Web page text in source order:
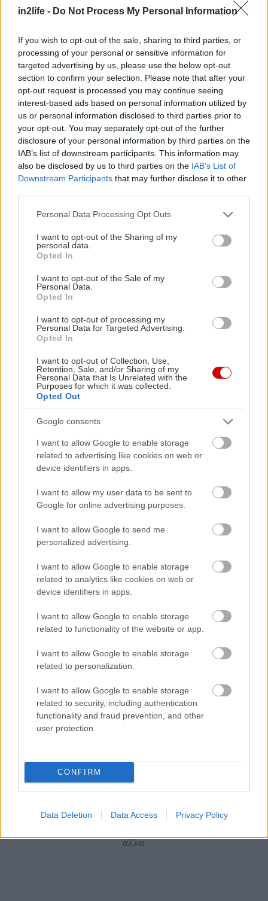
in2life - Do Not Process My Personal Information
If you wish to opt-out of the sale, sharing to third parties, or
processing of your personal or sensitive information for
targeted advertising by us, please use the below opt-out
section to confirm your selection. Please note that after your
opt-out request is processed you may continue seeing
interest-based ads based on personal information utilized by
us or personal information disclosed to third parties prior to
your opt-out. You may separately opt-out of the further
disclosure of your personal information by third parties on the
IAB’s list of downstream participants. This information may
also be disclosed by us to third parties on the IAB’s List of
Downstream Participants that may further disclose it to other
Please note that this website/app uses one or more Google
not limited to your visit or usage behaviour. You may click to
grant or deny consent to Google and its third-party tags to
use your data for below specified purposes in below Google
consent section.
Personal Data Processing Opt Outs
I want to opt-out of the Sharing of my
personal data.
Opted In
I want to opt-out of the Sale of my
Personal Data.
Opted In
I want to opt-out of processing my
Personal Data for Targeted Advertising.
Opted In
I want to opt-out of Collection, Use,
Retention, Sale, and/or Sharing of my
Personal Data that Is Unrelated with the
Purposes for which it was collected.
Opted Out
Google consents
I want to allow Google to enable storage
related to advertising like cookies on web or
device identifiers in apps.
I want to allow my user data to be sent to
Google for online advertising purposes.
I want to allow Google to send me
personalized advertising.
I want to allow Google to enable storage
related to analytics like cookies on web or
device identifiers in apps.
I want to allow Google to enable storage
related to functionality of the website or app.
I want to allow Google to enable storage
related to personalization.
I want to allow Google to enable storage
related to security, including authentication
functionality and fraud prevention, and other
user protection.
CONFIRM
Data Deletion Data Access Privacy Policy
παραέξω, και να μην στοιβαζόμαστε όλοι μαζί εδώ
γύρω. Τουτέστιν, όπως κάθε πρόβλημα, έτσι και
αυτό είναι του συστήματος, όχι των άλλων
ανθρώπων. Ευχαριστούμε που προτιμήσατε εμάς
για τα κοινωνικά σας μηνύματα, κι αυτό το
καλοκαίρι.
Ηρώ Κουνάδη
Γεννήθηκε στον Πειραιά, μεγάλωσε στην αθάνατη ελληνική
Κορτάσαρ, και πιστεύει ακράδαντα στο ρητό που λέει ότι «οι
μόνοι νορμάλ άνθρωποι είναι αυτοί που δεν ξέρεις καλά».
όταν ακόμα το internet το λέγαμε «νέα μέσα» και ήρθε στο
άλλα.